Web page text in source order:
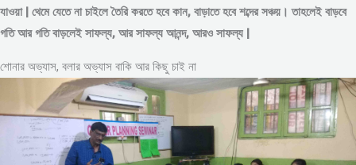
যাওয়া | থেমে যেতে না চাইলে তৈরি করতে হবে কান, বাড়াতে হবে শব্দের সঞ্চয়। তাহলেই বাড়বে
গতি আর গতি বাড়লেই সাফল্য, আর সাফল্য আনন্দ, আরও সাফল্য |
শোনার অভ্যাস, বলার অভ্যাস বাকি আর কিছু চাই না